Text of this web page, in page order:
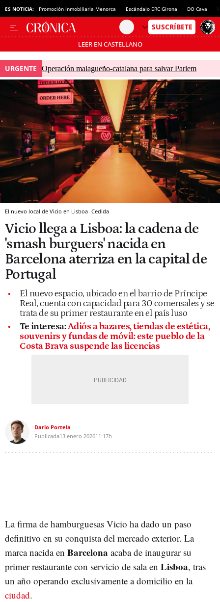
ES NOTICIA: Promoción inmobiliaria Menorca Escándalo ERC Girona DO Cava
LEER EN CASTELLANO
Pásate al MODO AHORRO
URGENTE Operación malagueño-catalana para salvar Parlem
El nuevo local de Vicio en Lisboa Cedida
Vicio llega a Lisboa: la cadena de
'smash burguers' nacida en
Barcelona aterriza en la capital de
Portugal
El nuevo espacio, ubicado en el barrio de Príncipe
Real, cuenta con capacidad para 30 comensales y se
trata de su primer restaurante en el país luso
Te interesa:Adiós a bazares, tiendas de estética,
souvenirs y fundas de móvil: este pueblo de la
Costa Brava suspende las licencias
Darío Portela
Publicada13 enero 202611:17h
La firma de hamburguesas Vicio ha dado un paso
definitivo en su conquista del mercado exterior. La
marca nacida en Barcelona acaba de inaugurar su
primer restaurante con servicio de sala en Lisboa, tras
un año operando exclusivamente a domicilio en la
ciudad.